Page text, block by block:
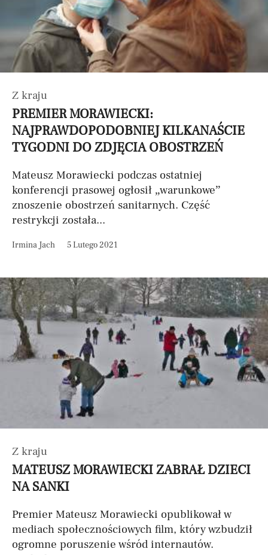
Z kraju
PREMIER MORAWIECKI:
NAJPRAWDOPODOBNIEJ KILKANAŚCIE
TYGODNI DO ZDJĘCIA OBOSTRZEŃ
Mateusz Morawiecki podczas ostatniej
konferencji prasowej ogłosił „warunkowe”
znoszenie obostrzeń sanitarnych. Część
restrykcji została...
Irmina Jach 5 Lutego 2021
Z kraju
MATEUSZ MORAWIECKI ZABRAŁ DZIECI
NA SANKI
Premier Mateusz Morawiecki opublikował w
mediach społecznościowych film, który wzbudził
ogromne poruszenie wśród internautów.